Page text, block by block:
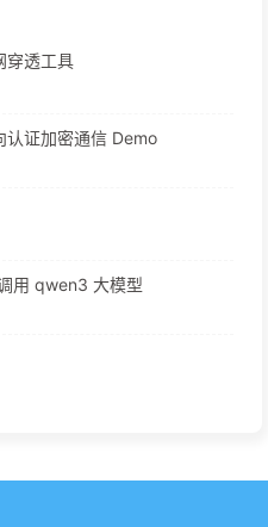
穿透工具
认证加密通信 Demo
用 qwen3 大模型